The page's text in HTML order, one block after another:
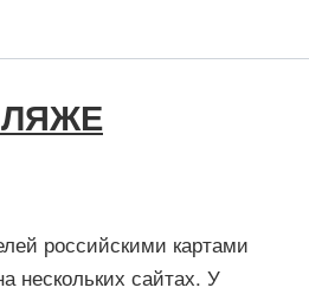
российскими картами
нескольких сайтах. У